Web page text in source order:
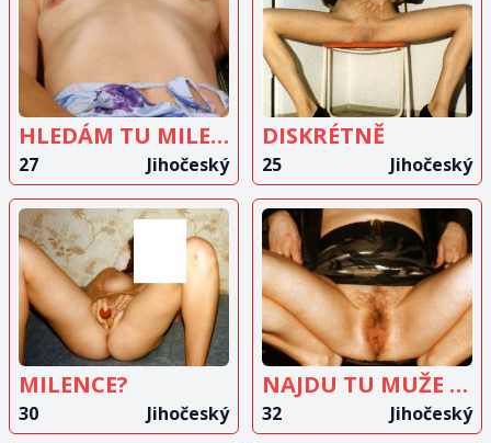
ZOBRAZIT
INZERÁT
HLEDÁM TU MILENCE
27 Jihočeský
ZOBRAZIT
INZERÁT
DISKRÉTNĚ
25 Jihočeský
ZOBRAZIT
INZERÁT
MILENCE?
30 Jihočeský
ZOBRAZIT
INZERÁT
NAJDU TU MUŽE DO 50 LET
32 Jihočeský